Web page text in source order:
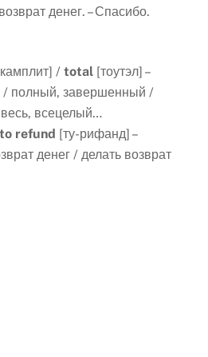
денег. – Спасибо.
/total [тоутэл] –
/ полный, завершенный /
всецелый…
to refund [ту-рифанд] –
денег / делать возврат